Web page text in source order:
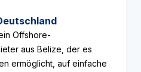
Offshore-
aus Belize, der es
ermöglicht, auf einfache